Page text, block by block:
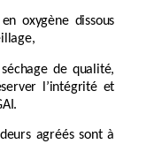
oxygène dissous
de qualité,
l’intégrité et
agréés sont à